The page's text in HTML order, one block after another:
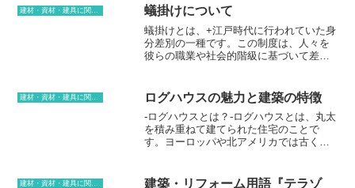
としては、塩化ビニル樹脂（PVC）やポリアミド樹脂（PA）などが
あります。塩化ビニル樹脂は、耐熱性と耐寒性に優れており、結露を
防止する効果があります。ポリアミド樹脂は、強度が高く、耐熱性に
も優れています。樹脂アングルの形状としては、U字型やL字型、T字
型などがあります。U字型は、最も一般的な形状で、アルミサッシの
ッシの真ん中部分に使用され、強度を高める効果があります。
建材・資材・建具に関する用語 蟻掛けについて
蟻掛けとは、+江戸時代に行われていた身
分差別の一種です。この制度は、人々を
彼らの職業や社会的階級に基づいて差別
の際には、特別な許可が必要でした。彼
らは、一般的に、他の社会集団から隔離
されていました。
ログハウスの魅力と建築の特徴
-ログハウスとは？-ログハウスとは、丸太
を積み重ねて建てられた住宅のことで
す。ヨーロッパや北アメリカでは古くか
ウスの最大の魅力は、自然のぬくもりを
建築・リフォーム用語『テラゾ